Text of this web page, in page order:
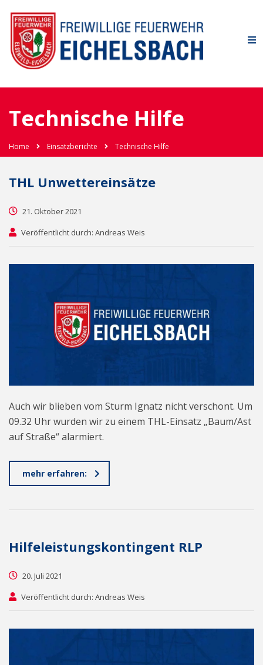
Technische Hilfe
Home Einsatzberichte Technische Hilfe
THL Unwettereinsätze
21. Oktober 2021
Veröffentlicht durch: Andreas Weis
Auch wir blieben vom Sturm Ignatz nicht verschont. Um
09.32 Uhr wurden wir zu einem THL-Einsatz „Baum/Ast
auf Straße“ alarmiert.
mehr erfahren:
Hilfeleistungskontingent RLP
20. Juli 2021
Veröffentlicht durch: Andreas Weis